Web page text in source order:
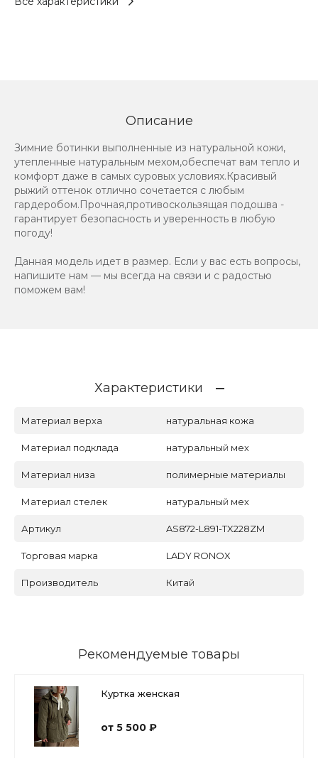
Описание
Зимние ботинки выполненные из натуральной кожи,
утепленные натуральным мехом,обеспечат вам тепло и
комфорт даже в самых суровых условиях.Красивый
рыжий оттенок отлично сочетается с любым
гардеробом.Прочная,противоскользящая подошва -
гарантирует безопасность и уверенность в любую
погоду!
Данная модель идет в размер. Если у вас есть вопросы,
напишите нам — мы всегда на связи и с радостью
поможем вам!
Характеристики
Материал верха натуральная кожа
Материал подклада натуральный мех
Материал низа полимерные материалы
Материал стелек натуральный мех
Артикул AS872-L891-TX228ZM
Торговая марка LADY RONOX
Производитель Китай
Рекомендуемые товары
Куртка женская
от 5 500 ₽